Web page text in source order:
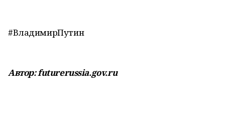
#ВладимирПутин
Автор: futurerussia.gov.ru